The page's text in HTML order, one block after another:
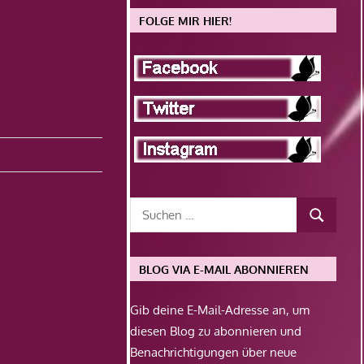
FOLGE MIR HIER!
BLOG VIA E-MAIL ABONNIEREN
Gib deine E-Mail-Adresse an, um
diesen Blog zu abonnieren und
Benachrichtigungen über neue